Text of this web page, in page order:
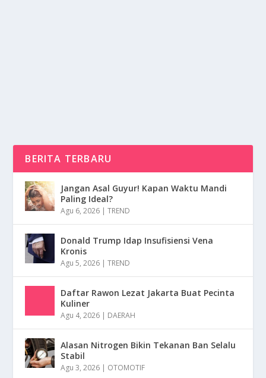
BERITA TERBARU
Jangan Asal Guyur! Kapan Waktu Mandi
Paling Ideal?
Agu 6, 2026 |TREND
Donald Trump Idap Insufisiensi Vena
Kronis
Agu 5, 2026 |TREND
Daftar Rawon Lezat Jakarta Buat Pecinta
Kuliner
Agu 4, 2026 | DAERAH
Alasan Nitrogen Bikin Tekanan Ban Selalu
Stabil
Agu 3, 2026 | OTOMOTIF